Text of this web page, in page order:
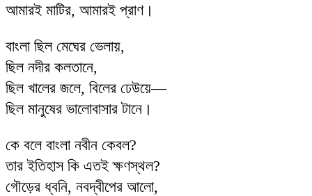
আমারই মাটির, আমারই প্রাণ।
বাংলা ছিল মেঘের ভেলায়,
ছিল নদীর কলতানে,
ছিল খালের জলে, বিলের ঢেউয়ে—
ছিল মানুষের ভালোবাসার টানে।
কে বলে বাংলা নবীন কেবল?
তার ইতিহাস কি এতই ক্ষণস্থল?
গৌড়ের ধ্বনি, নবদ্বীপের আলো,